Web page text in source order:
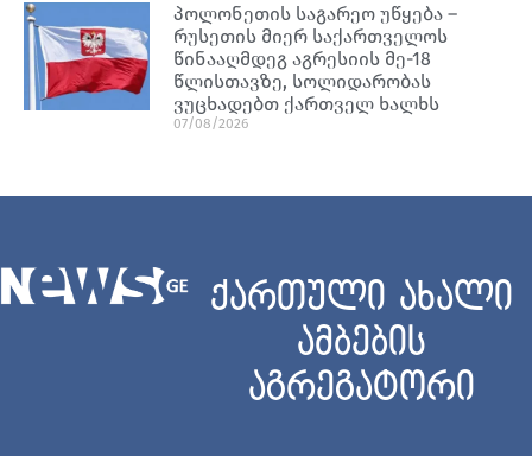
პოლონეთის საგარეო უწყება –
რუსეთის მიერ საქართველოს
წინააღმდეგ აგრესიის მე-18
წლისთავზე, სოლიდარობას
ვუცხადებთ ქართველ ხალხს
07/08/2026
ქართული ახალი
ამბების
აგრეგატორი